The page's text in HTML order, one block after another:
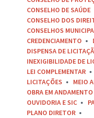
CONSELHO DE SAÚDE
CONSELHO DOS
CONSELHOS
CREDENCIAMENTO
DISPENSA DE
INEXIGIBILIDADE DE
LEI COMPLEMENTAR
LICITAÇÕES
MEIO
OBRA EM ANDAMENTO
OUVIDORIA E SIC
PLANO DIRETOR